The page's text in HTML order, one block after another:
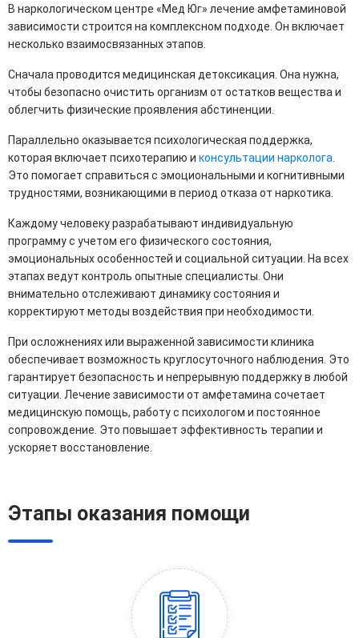
В наркологическом центре «Мед Юг» лечение амфетаминовой
зависимости строится на комплексном подходе. Он включает
несколько взаимосвязанных этапов.
Сначала проводится медицинская детоксикация. Она нужна,
чтобы безопасно очистить организм от остатков вещества и
облегчить физические проявления абстиненции.
Параллельно оказывается психологическая поддержка,
которая включает психотерапию и консультации нарколога
Это помогает справиться с эмоциональными и когнитивными
трудностями, возникающими в период отказа от наркотика.
Каждому человеку разрабатывают индивидуальную
программу с учетом его физического состояния,
эмоциональных особенностей и социальной ситуации. На всех
этапах ведут контроль опытные специалисты. Они
внимательно отслеживают динамику состояния и
корректируют методы воздействия при необходимости.
При осложнениях или выраженной зависимости клиника
обеспечивает возможность круглосуточного наблюдения. Это
гарантирует безопасность и непрерывную поддержку в любой
ситуации. Лечение зависимости от амфетамина сочетает
медицинскую помощь, работу с психологом и постоянное
сопровождение. Это повышает эффективность терапии и
ускоряет восстановление.
Этапы оказания помощи